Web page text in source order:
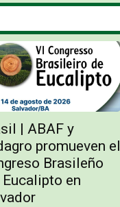
| ABAF y
promueven el
Brasileño
en